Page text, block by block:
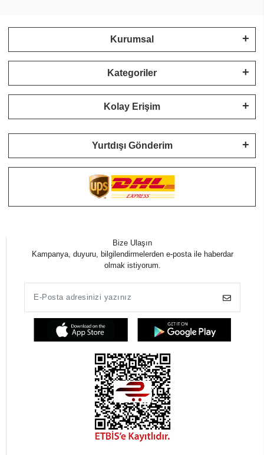
Kurumsal
Kategoriler
Kolay Erişim
Yurtdışı Gönderim
Bize Ulaşın
Kampanya, duyuru, bilgilendirmelerden e-posta ile haberdar
olmak istiyorum.